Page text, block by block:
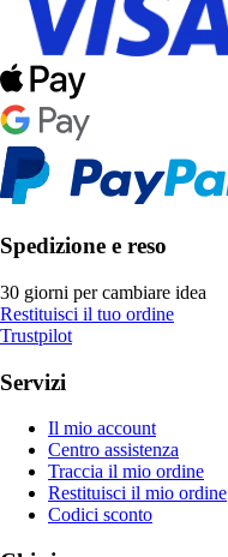
Spedizione e reso
30 giorni per cambiare idea
Restituisci il tuo ordine
Trustpilot
Servizi
Il mio account
Centro assistenza
Traccia il mio ordine
Restituisci il mio ordine
Codici sconto